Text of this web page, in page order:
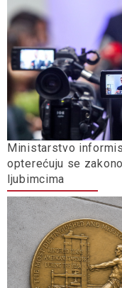
Ministarstvo
opterećuju se
ljubimcima